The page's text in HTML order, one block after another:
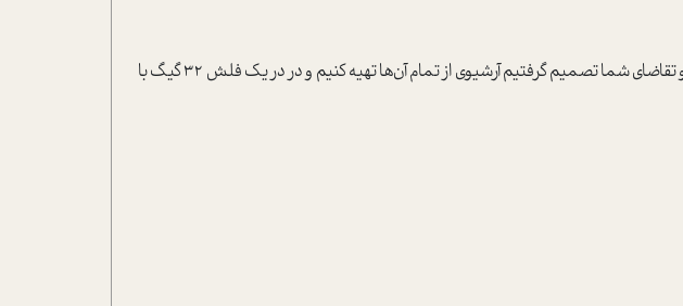
برخی از این فایل‌ها از قدیم به صورت جداگانه در سایت موفقیت به فروش می‌رسید اما به دلیل استقبال و تقاضای شما تصمیم گرفتیم آرشیوی از تمام آن‌ها تهیه کنیم و در در یک فلش 32 گیگ با